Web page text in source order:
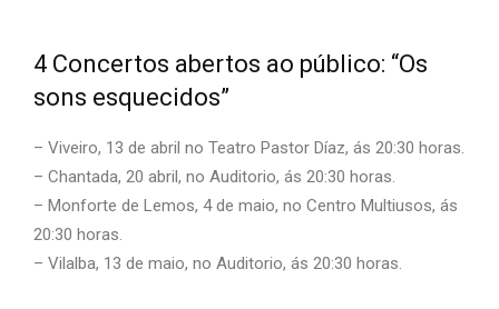
4 Concertos abertos ao público: “Os
sons esquecidos”
– Viveiro, 13 de abril no Teatro Pastor Díaz, ás 20:30 horas.
– Chantada, 20 abril, no Auditorio, ás 20:30 horas.
– Monforte de Lemos, 4 de maio, no Centro Multiusos, ás
20:30 horas.
– Vilalba, 13 de maio, no Auditorio, ás 20:30 horas.